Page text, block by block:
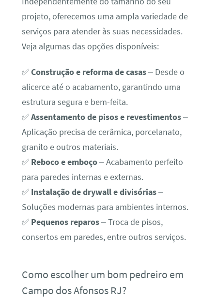
projeto, oferecemos uma ampla variedade de
serviços para atender às suas necessidades.
Veja algumas das opções disponíveis:
✅Construção e reforma de casas– Desde o
alicerce até o acabamento, garantindo uma
estrutura segura e bem-feita.
✅Assentamento de pisos e revestimentos–
Aplicação precisa de cerâmica, porcelanato,
granito e outros materiais.
✅ Reboco e emboço– Acabamento perfeito
para paredes internas e externas.
✅ Instalação de drywall e divisórias–
Soluções modernas para ambientes internos.
✅ Pequenos reparos– Troca de pisos,
consertos em paredes, entre outros serviços.
Como escolher um bom pedreiro em
Campo dos Afonsos RJ?